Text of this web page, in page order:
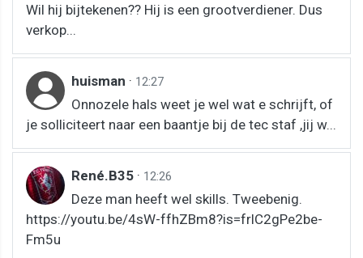
Wil hij bijtekenen?? Hij is een grootverdiener. Dus
verkop...
huisman · 12:27
Onnozele hals weet je wel wat e schrijft, of
je solliciteert naar een baantje bij de tec staf ,jij w...
René.B35 · 12:26
Deze man heeft wel skills. Tweebenig.
https://youtu.be/4sW-ffhZBm8?is=frlC2gPe2be-
Fm5u